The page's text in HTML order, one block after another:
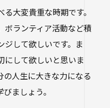
大変貴重な時期です。
ボランティア活動など積
して欲しいです。ま
にして欲しいと思いま
の人生に大きな力になる
ましょう。